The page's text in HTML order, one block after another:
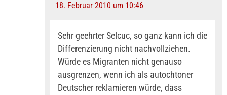
18. Februar 2010 um 10:46
Sehr geehrter Selcuc, so ganz kann ich die
Differenzierung nicht nachvollziehen.
Würde es Migranten nicht genauso
ausgrenzen, wenn ich als autochtoner
Deutscher reklamieren würde, dass